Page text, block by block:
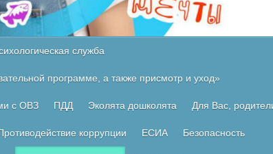
служба
программе, а также присмотр и уход»
с ОВЗ ПДД Эколята дошколята Для Вас,
коррупции ЕСИА Безопасность